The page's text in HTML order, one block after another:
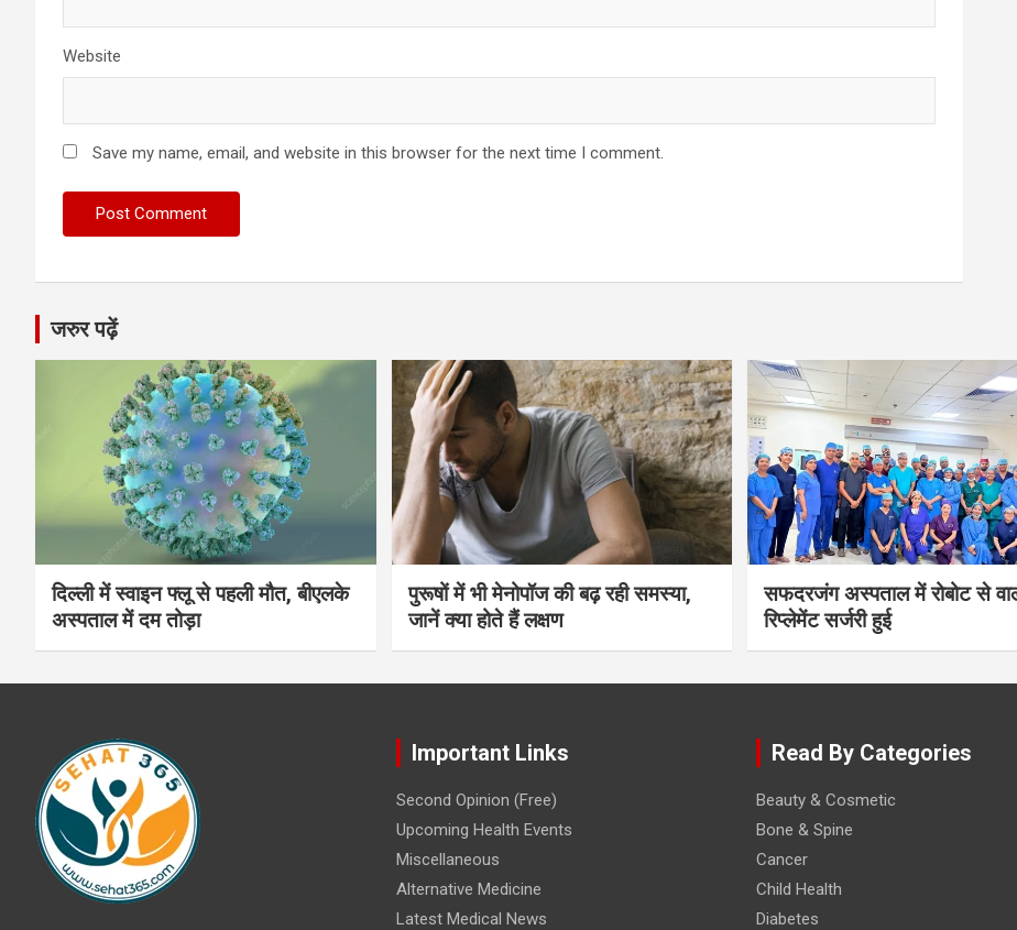
Website
Save my name, email, and website in this browser for the next time I comment.
जरुर पढ़ें
दिल्ली में स्वाइन फ्लू से पहली मौत, बीएलके
अस्पताल में दम तोड़ा
पुरूषों में भी मेनोपॉज की बढ़ रही समस्या,
जानें क्या होते हैं लक्षण
सफदरजंग अस्पताल में रोबोट से
रिप्लेमेंट सर्जरी हुई
Important Links
Second Opinion (Free)
Upcoming Health Events
Miscellaneous
Alternative Medicine
Latest Medical News
Read By Categories
Beauty & Cosmetic
Bone & Spine
Cancer
Child Health
Diabetes